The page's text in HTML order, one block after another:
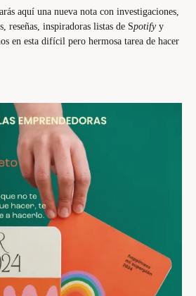
aquí una nueva nota con investigaciones,
reseñas, inspiradoras listas de Spotify y
en esta difícil pero hermosa tarea de hacer